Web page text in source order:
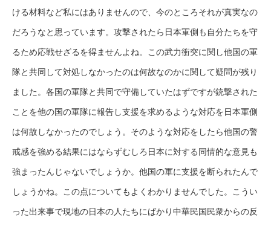
ける材料など私にはありませんので、今のところそれが真実なの
だろうなと思っています。攻撃されたら日本軍側も自分たちを守
るため応戦せざるを得ませんよね。この武力衝突に関し他国の軍
隊と共同して対処しなかったのは何故なのかに関して疑問が残り
ました。各国の軍隊と共同で守備していたはずですが銃撃された
ことを他の国の軍隊に報告し支援を求めるような対応を日本軍側
は何故しなかったのでしょう。そのような対応をしたら他国の警
戒感を強める結果にはならずむしろ日本に対する同情的な意見も
強まったんじゃないでしょうか。他国の軍に支援を断られたんで
しょうかね。この点についてもよくわかりませんでした。こうい
った出来事で現地の日本の人たちにばかり中華民国民衆からの反